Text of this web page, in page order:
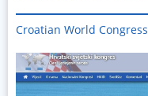
Croatian World Congress